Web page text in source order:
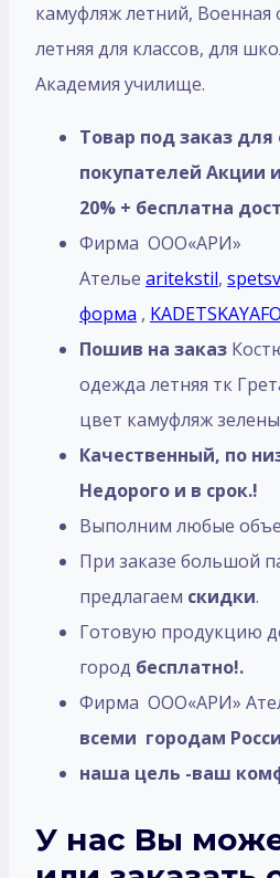
камуфляж летний,
летняя для классов, для
Академия училище.
Товар под заказ для
покупателей Акции
20% + бесплатна
Фирма ООО«АРИ»
Ателье aritekstil,
форма ,
Пошив на заказ
одежда летняя тк
цвет камуфляж
Качественный, по
Недорого и в срок.!
Выполним любые
При заказе большой
предлагаем скидки.
Готовую продукцию
город бесплатно!.
Фирма ООО«АРИ»
всеми городам
наша цель -ваш
У нас Вы